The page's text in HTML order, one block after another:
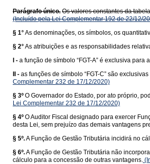
Parágrafo único. Os valores constantes da
(Incluído pela Lei Complementar 192 de 22/12/
§ 1°As denominações, os símbolos, os
§ 2°As atribuições e as responsabilidades
I - a função de símbolo “FGT-A” é exclusiva
II - as funções de símbolo “FGT-C” são
Complementar 232 de 17/12/2020)
§ 3º O Governador do Estado, por ato próprio,
Lei Complementar 232 de 17/12/2020)
§ 4º O Auditor Fiscal designado para exercer
desta Lei, sem prejuízo das demais vantagens
§ 5º.A Função de Gestão Tributária incidirá no
§ 6º.A Função de Gestão Tributária não
cálculo para a concessão de outras vantagens.